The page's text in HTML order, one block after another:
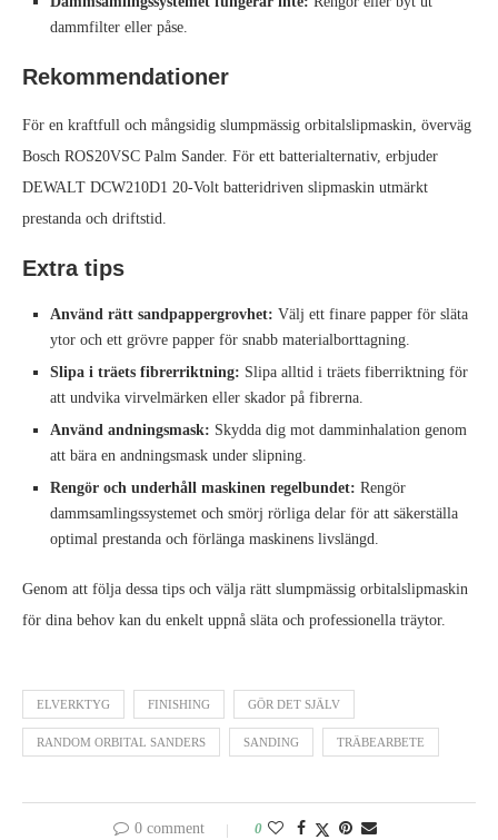
dammfilter eller påse.
Rekommendationer
För en kraftfull och mångsidig slumpmässig orbitalslipmaskin, överväg
Bosch ROS20VSC Palm Sander. För ett batterialternativ, erbjuder
DEWALT DCW210D1 20‑Volt batteridriven slipmaskin utmärkt
prestanda och driftstid.
Extra tips
Använd rätt sandpappergrovhet: Välj ett finare papper för släta
ytor och ett grövre papper för snabb materialborttagning.
Slipa i träets fibrerriktning: Slipa alltid i träets fiberriktning för
att undvika virvelmärken eller skador på fibrerna.
Använd andningsmask: Skydda dig mot damminhalation genom
att bära en andningsmask under slipning.
Rengör och underhåll maskinen regelbundet: Rengör
dammsamlingssystemet och smörj rörliga delar för att säkerställa
optimal prestanda och förlänga maskinens livslängd.
Genom att följa dessa tips och välja rätt slumpmässig orbitalslipmaskin
för dina behov kan du enkelt uppnå släta och professionella träytor.
ELVERKTYG FINISHING GÖR DET SJÄLV
RANDOM ORBITAL SANDERS SANDING TRÄBEARBETE
0 comment 0